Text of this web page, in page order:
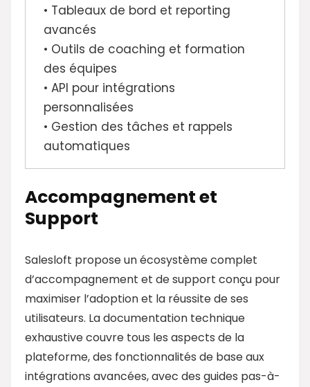
• Tableaux de bord et reporting
avancés
• Outils de coaching et formation
des équipes
• API pour intégrations
personnalisées
• Gestion des tâches et rappels
automatiques
Accompagnement et
Support
Salesloft propose un écosystème complet
d’accompagnement et de support conçu pour
maximiser l’adoption et la réussite de ses
utilisateurs. La documentation technique
exhaustive couvre tous les aspects de la
plateforme, des fonctionnalités de base aux
intégrations avancées, avec des guides pas-à-